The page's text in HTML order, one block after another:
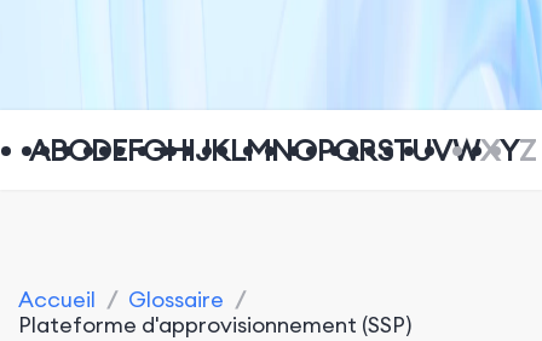
ABCDEFGHIJKLMNOPQRSTUVWXYZ
Accueil / Glossaire /
Plateforme d'approvisionnement (SSP)